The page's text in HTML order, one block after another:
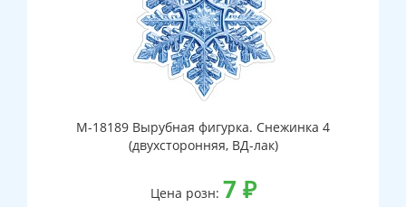
М-18189 Вырубная фигурка. Снежинка 4
(двухсторонняя, ВД-лак)
Цена розн: 7 ₽